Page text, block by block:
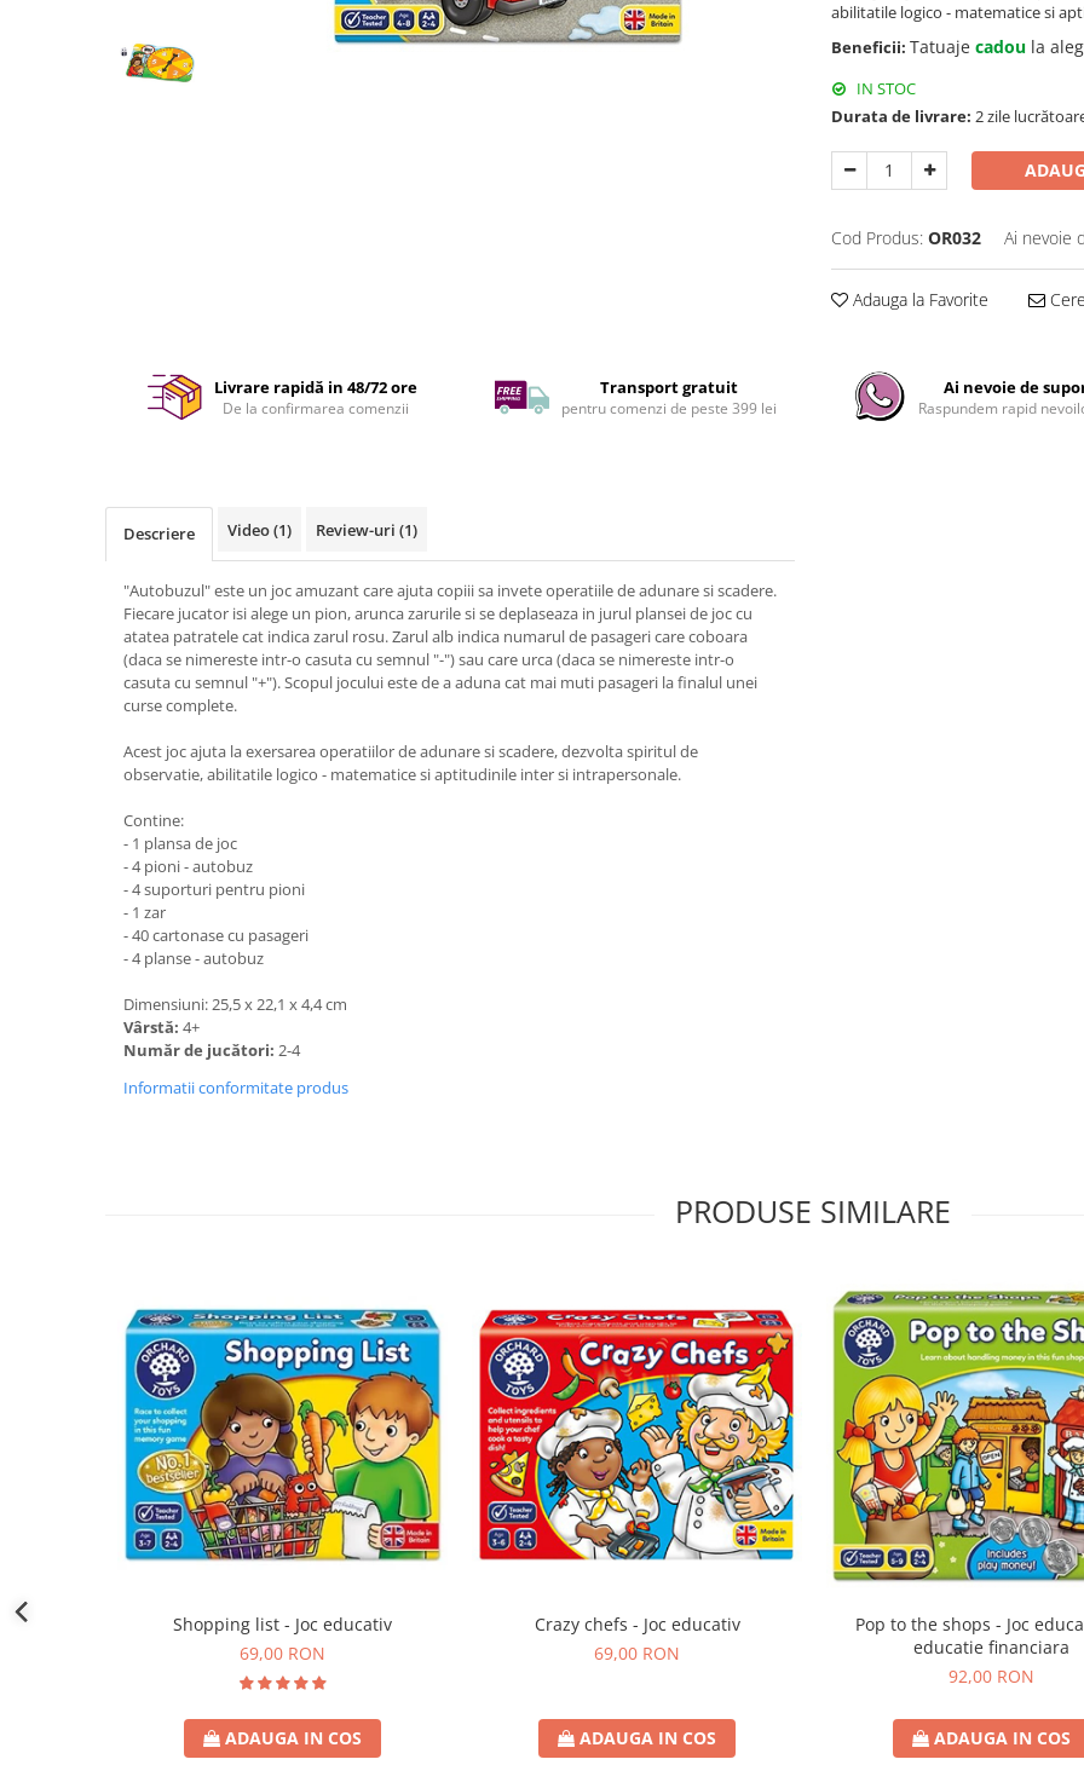
abilitatile logico - matematice si
Beneficii: Tatuaje cadou la
IN STOC
Durata de livrare: 2 zile
Cod Produs: OR032 Ai nevoie
Adauga la Favorite
Livrare rapidă in 48/72 ore
De la confirmarea comenzii
Transport gratuit
pentru comenzi de peste 399 lei
Ai nevoie de
Raspundem rapid
Descriere Video(1) Review-uri (1)
"Autobuzul" este un joc amuzant care ajuta copiii sa invete operatiile de adunare si scadere.
Fiecare jucator isi alege un pion, arunca zarurile si se deplaseaza in jurul plansei de joc cu
atatea patratele cat indica zarul rosu. Zarul alb indica numarul de pasageri care coboara
(daca se nimereste intr-o casuta cu semnul "-") sau care urca (daca se nimereste intr-o
casuta cu semnul "+"). Scopul jocului este de a aduna cat mai muti pasageri la finalul unei
curse complete.
Acest joc ajuta la exersarea operatiilor de adunare si scadere, dezvolta spiritul de
observatie, abilitatile logico - matematice si aptitudinile inter si intrapersonale.
Contine:
- 1 plansa de joc
- 4 pioni - autobuz
- 4 suporturi pentru pioni
- 1 zar
- 40 cartonase cu pasageri
- 4 planse - autobuz
Dimensiuni: 25,5 x 22,1 x 4,4 cm
Vârstă: 4+
Număr de jucători: 2-4
Informatii conformitate produs
PRODUSE SIMILARE
Shopping list - Joc educativ
69,00 RON
ADAUGA IN COS
Crazy chefs - Joc educativ
69,00 RON
ADAUGA IN COS
Pop to the shops - Joc
educatie financiara
92,00 RON
ADAUGA IN COS